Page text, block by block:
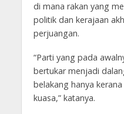
di mana rakan yang
politik dan kerajaan
perjuangan.
“Parti yang pada
bertukar menjadi
belakang hanya
kuasa,” katanya.